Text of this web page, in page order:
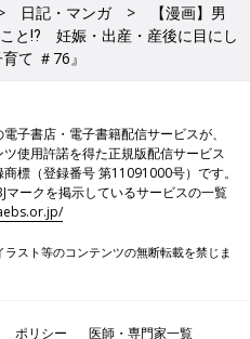
う話をよく耳にしました。一
たので、育児は遺伝子レベルで
いました。
投げする男性は多いのかもとも
ない人でした。子どもに関わる
お出かけも自分優先で、子ども
日記・マンガ
【漫画】男
と⁉︎ 妊娠・出産・産後に目にし
て ＃76』
子書店・電子書籍配信サービスが、
使用許諾を得た正規版配信サービス
標（登録番号 第11091000号）です。
マークを掲示しているサービスの一覧
スト等のコンテンツの無断転載を禁じま
ポリシー 医師・専門家一覧